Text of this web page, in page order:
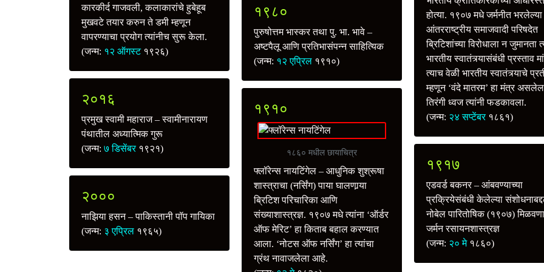
कारकीर्द गाजवली, कलाकारांचे हुबेहूब
मुखवटे तयार करुन ते डमी म्हणून
वापरण्याचा प्रयोग त्यांनीच सुरू केला.
(जन्म: १२ ऑगस्ट१९२६)
२०१६
प्रमुख स्वामी महाराज – स्वामीनारायण
पंथातील अध्यात्मिक गुरू
(जन्म: ७ डिसेंबर१९२१)
२०००
नाझिया हसन – पाकिस्तानी पॉप गायिका
(जन्म: ३ एप्रिल १९६५)
१९८०
पुरुषोत्तम भास्कर तथा पु. भा. भावे –
अष्टपैलू आणि प्रतिभासंपन्न साहित्यिक
(जन्म: १२ एप्रिल १९१०)
१९१०
१८६० मधील छायाचित्र
फ्लॉरेन्स नायटिंगेल – आधुनिक शुश्रूषा
शास्त्राचा (नर्सिंग) पाया घालणार्‍या
ब्रिटिश परिचारिका आणि
संख्याशास्त्रज्ञ. १९०७ मधे त्यांना ‘ऑर्डर
ऑफ मेरिट’ हा किताब बहाल करण्यात
आला. ‘नोटस ऑफ नर्सिंग’ हा त्यांचा
ग्रंथ नावाजलेला आहे.
होत्या. १९०७ मधे जर्मनीत भरलेल्या
आंतरराष्ट्रीय समाजवादी परिषदेत
ब्रिटिशांच्या विरोधाला न जुमानता
भारतीय स्वातंत्र्यासंबंधी प्रस्ताव
त्याच वेळी भारतीय स्वातंत्र्याचे
म्हणून ‘वंदे मातरम’ हा मंत्र
तिरंगी ध्वज त्यांनी फडकावला.
(जन्म: २४ सप्टेंबर१८६१)
१९१७
एडवर्ड बकनर – आंबवण्याच्या
प्रक्रियेसंबंधी केलेल्या
नोबेल पारितोषिक (१९०७)
जर्मन रसायनशास्त्रज्ञ
(जन्म: २० मे१८६०)